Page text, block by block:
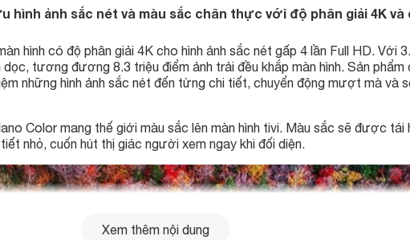
hình ảnh sắc nét và màu sắc chân thực với độ phân giải 4K và
hình có độ phân giải 4K cho hình ảnh sắc nét gấp 4 lần Full HD. Với
dọc, tương đương 8.3 triệu điểm ảnh trải đều khắp màn hình. Sản phẩm
những hình ảnh sắc nét đến từng chi tiết, chuyển động mượt mà và
Color mang thế giới màu sắc lên màn hình tivi. Màu sắc sẽ được tái
nhỏ, cuốn hút thị giác người xem ngay khi đối diện.
Xem thêm nội dung